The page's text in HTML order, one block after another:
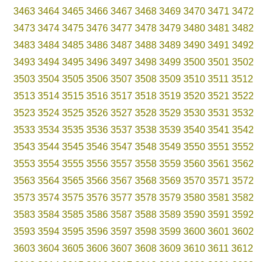
3463 3464 3465 3466 3467 3468 3469 3470 3471 3472
3473 3474 3475 3476 3477 3478 3479 3480 3481 3482
3483 3484 3485 3486 3487 3488 3489 3490 3491 3492
3493 3494 3495 3496 3497 3498 3499 3500 3501 3502
3503 3504 3505 3506 3507 3508 3509 3510 3511 3512
3513 3514 3515 3516 3517 3518 3519 3520 3521 3522
3523 3524 3525 3526 3527 3528 3529 3530 3531 3532
3533 3534 3535 3536 3537 3538 3539 3540 3541 3542
3543 3544 3545 3546 3547 3548 3549 3550 3551 3552
3553 3554 3555 3556 3557 3558 3559 3560 3561 3562
3563 3564 3565 3566 3567 3568 3569 3570 3571 3572
3573 3574 3575 3576 3577 3578 3579 3580 3581 3582
3583 3584 3585 3586 3587 3588 3589 3590 3591 3592
3593 3594 3595 3596 3597 3598 3599 3600 3601 3602
3603 3604 3605 3606 3607 3608 3609 3610 3611 3612